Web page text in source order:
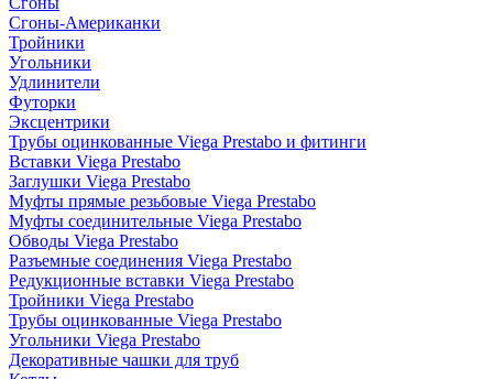
Сгоны-Американки
Тройники
Угольники
Удлинители
Футорки
Эксцентрики
Трубы оцинкованные Viega Prestabo и фитинги
Вставки Viega Prestabo
Заглушки Viega Prestabo
Муфты прямые резьбовые Viega Prestabo
Муфты соединительные Viega Prestabo
Обводы Viega Prestabo
Разъемные соединения Viega Prestabo
Редукционные вставки Viega Prestabo
Тройники Viega Prestabo
Трубы оцинкованные Viega Prestabo
Угольники Viega Prestabo
Декоративные чашки для труб